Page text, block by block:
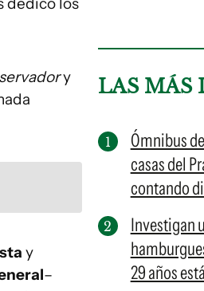
y
y
–
LAS MÁS
Ómnibus
casas del
contando
Investigan
29 años